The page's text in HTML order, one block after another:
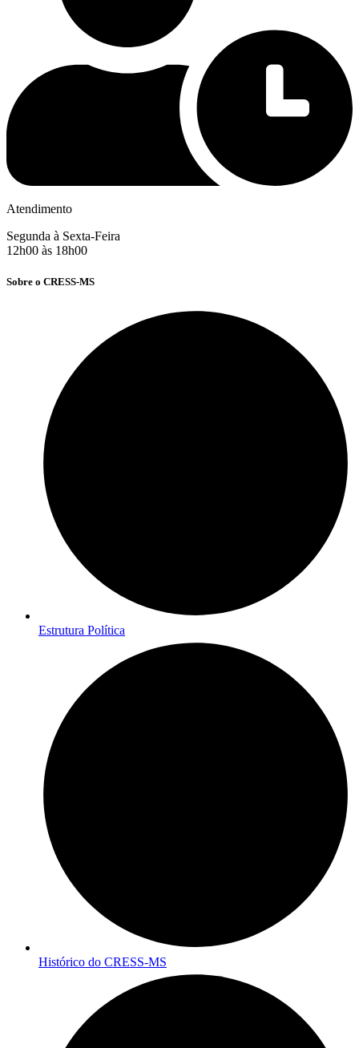
Atendimento
Segunda à Sexta-Feira
12h00 às 18h00
Sobre o CRESS-MS
Estrutura Política
Histórico do CRESS-MS